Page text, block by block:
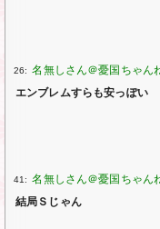
26:
エンブレムすらも安っぽい
41:
結局Ｓじゃん